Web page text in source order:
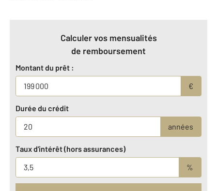
Calculer vos mensualités
de remboursement
Montant du prêt :
€
Durée du crédit
années
Taux d'intérêt (hors assurances)
%